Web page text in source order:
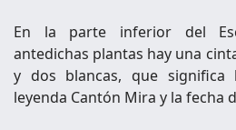
En la parte inferior del
antedichas plantas hay una
y dos blancas, que significa
leyenda Cantón Mira y la fecha